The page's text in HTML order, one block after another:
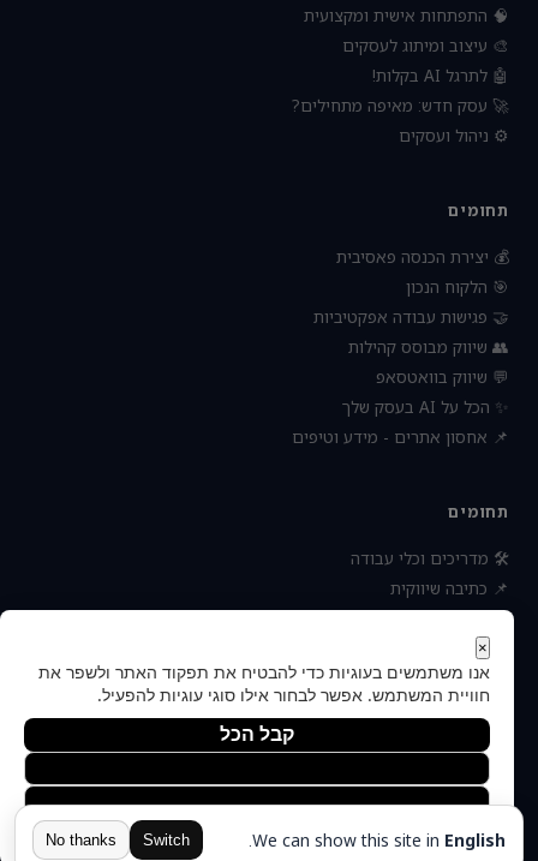
🧠 התפתחות אישית ומקצועית
🎨 עיצוב ומיתוג לעסקים
🤖 לתרגל AI בקלות!
🚀 עסק חדש: מאיפה מתחילים?
⚙️ ניהול ועסקים
תחומים
💰 יצירת הכנסה פאסיבית
🎯 הלקוח הנכון
🤝 פגישות עבודה אפקטיביות
👥 שיווק מבוסס קהילות
💬 שיווק בוואטסאפ
✨ הכל על AI בעסק שלך
📌 אחסון אתרים - מידע וטיפים
תחומים
🛠 מדריכים וכלי עבודה
📌 כתיבה שיווקית
📌 socialbee מפלצת המדיה
📌 נטוורקינג וקשרים עסקיים
📌 חדשות כלכלה ועסקים
© 2026 — כל הזכויות
הוקם ומקודם ע"י:צימטים
הצהרת נגישותתקנון ותנאי שימושפרטיותאודות
×
אנו משתמשים בעוגיות כדי להבטיח את תפקוד האתר ולשפר את
חוויית המשתמש. אפשר לבחור אילו סוגי עוגיות להפעיל.
קבל הכל
העדפות
מדיניות הפרטיותWe can show this site in English
.
Switch
No thanks